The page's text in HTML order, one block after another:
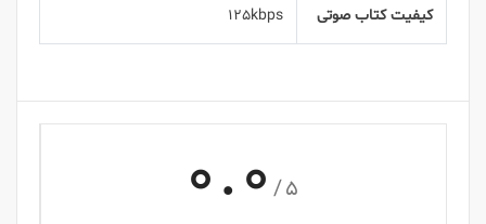
کیفیت کتاب صوتی 125kbps
0.0 /5